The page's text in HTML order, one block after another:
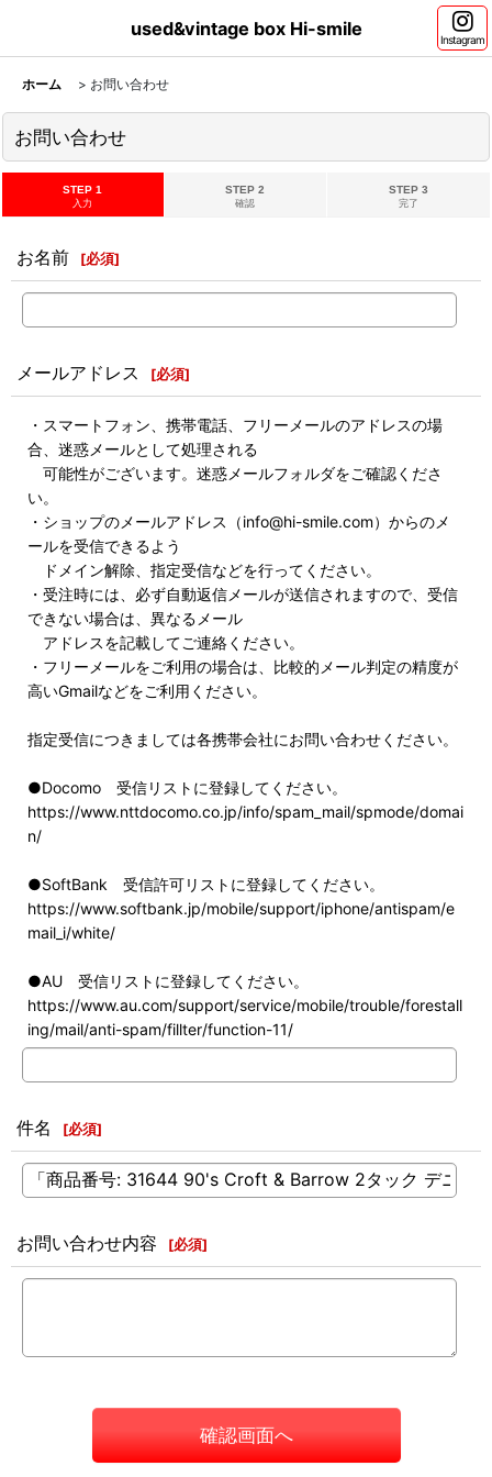
used&vintage box Hi-smile
Instagram
ホーム > お問い合わせ
お問い合わせ
STEP 1
入力
STEP 2
確認
STEP 3
完了
お名前 [必須]
メールアドレス [必須]
・スマートフォン、携帯電話、フリーメールのアドレスの場
合、迷惑メールとして処理される
可能性がございます。迷惑メールフォルダをご確認くださ
い。
・ショップのメールアドレス（info@hi-smile.com）からのメ
ールを受信できるよう
ドメイン解除、指定受信などを行ってください。
・受注時には、必ず自動返信メールが送信されますので、受信
できない場合は、異なるメール
アドレスを記載してご連絡ください。
・フリーメールをご利用の場合は、比較的メール判定の精度が
高いGmailなどをご利用ください。
指定受信につきましては各携帯会社にお問い合わせください。
●Docomo 受信リストに登録してください。
https://www.nttdocomo.co.jp/info/spam_mail/spmode/domai
n/
●SoftBank 受信許可リストに登録してください。
https://www.softbank.jp/mobile/support/iphone/antispam/e
mail_i/white/
●AU 受信リストに登録してください。
https://www.au.com/support/service/mobile/trouble/forestall
ing/mail/anti-spam/fillter/function-11/
件名 [必須]
お問い合わせ内容 [必須]
確認画面へ